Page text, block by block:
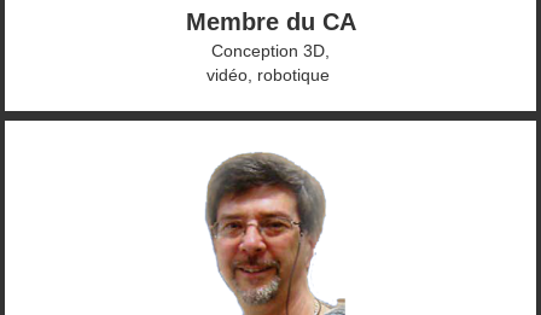
Membre du CA
Conception 3D,
vidéo, robotique